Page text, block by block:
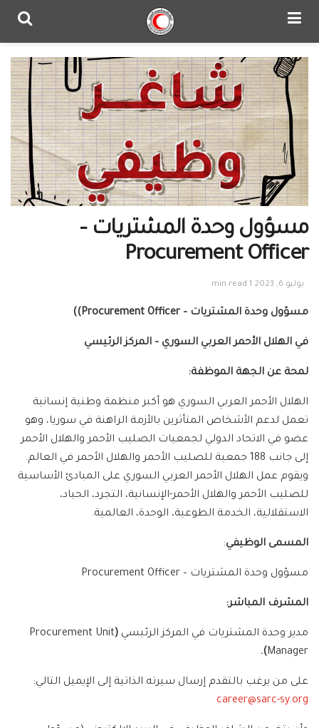
مسؤول وحدة المشتريات –
Procurement Officer
يوليو 6, 2023 1 min read
مسؤول وحدة المشتريات –Procurement Officer)
)
في الهلال الأحمر العربي السوري – المركز الرئيسي
لمحة عن الجهة الموظفة:
الهلال الأحمر العربي السوري هو أكبر منظمة وطنية إنسانية
تعمل لدعم الأشخاص المتأثرين بالأزمة الراهنة في سوريا، وهو
عضو في الاتحاد الدولي لجمعيات الصليب الأحمر والهلال الأحمر
إلى جانب 188 جمعية للصليب الأحمر والهلال الأحمر في العالم.
ويقوم عمل الهلال الأحمر العربي السوري على المبادئ الأساسية
للصليب الأحمر والهلال الأحمر-الإنسانية، التجرد، الحياد،
الاستقلالية، الخدمة الطوعية، الوحدة، العالمية.
المسمى الوظيفي:
مسؤول وحدة المشتريات – Procurement Officer
المشرف المباشر:
مدير وحدة المشتريات في المركز الرئيسي (
Procurement Unit
Manager
)
.
على من يرغب بالتقدم إرسال سيرته الذاتية إلى الإيميل التالي:
career@sarc-sy.org